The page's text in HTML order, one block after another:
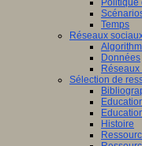
Politique
Temps
Réseaux
Données
Sélection de
Histoire